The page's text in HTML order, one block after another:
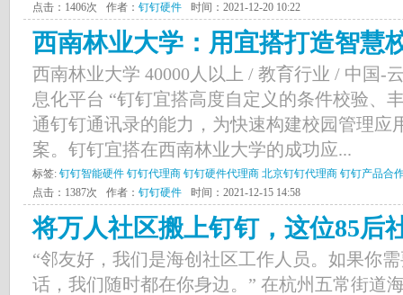
点击：1406次
作者： 钉钉硬件 时间：2021-12-20 10:22
西南林业大学：用宜搭打造智慧
西南林业大学 40000人以上 / 教育行业 / 中国-
息化平台 “钉钉宜搭高度自定义的条件校验、
通钉钉通讯录的能力，为快速构建校园管理应
案。钉钉宜搭在西南林业大学的成功应...
标签: 钉钉智能硬件 钉钉代理商 钉钉硬件代理商 北京钉钉代理商 钉钉产品合
点击：1387次
作者： 钉钉硬件 时间：2021-12-15 14:58
将万人社区搬上钉钉，这位85后
“邻友好，我们是海创社区工作人员。如果你
话，我们随时都在你身边。” 在杭州五常街道